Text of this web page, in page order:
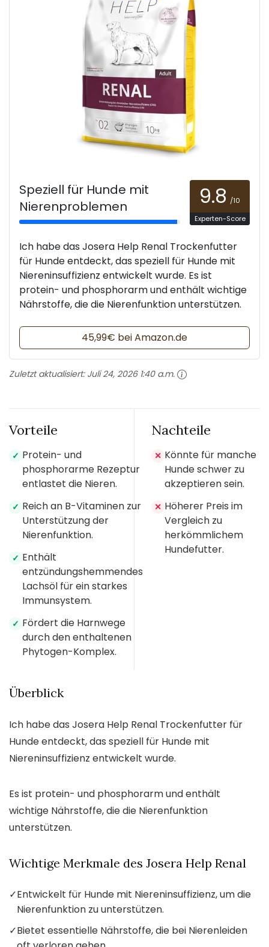
Speziell für Hunde mit
Nierenproblemen
9.8 /10
Experten-Score
Ich habe das Josera Help Renal Trockenfutter
für Hunde entdeckt, das speziell für Hunde mit
Niereninsuffizienz entwickelt wurde. Es ist
protein- und phosphorarm und enthält wichtige
Nährstoffe, die die Nierenfunktion unterstützen.
45,99€ bei Amazon.de
Zuletzt aktualisiert: Juli 24, 2026 1:40 a.m.
Vorteile
✓ Protein- und
phosphorarme Rezeptur
entlastet die Nieren.
✓ Reich an B-Vitaminen zur
Unterstützung der
Nierenfunktion.
✓ Enthält
entzündungshemmendes
Lachsöl für ein starkes
Immunsystem.
✓ Fördert die Harnwege
durch den enthaltenen
Phytogen-Komplex.
Nachteile
✕ Könnte für manche
Hunde schwer zu
akzeptieren sein.
✕ Höherer Preis im
Vergleich zu
herkömmlichem
Hundefutter.
Überblick
Ich habe das Josera Help Renal Trockenfutter für
Hunde entdeckt, das speziell für Hunde mit
Niereninsuffizienz entwickelt wurde.
Es ist protein- und phosphorarm und enthält
wichtige Nährstoffe, die die Nierenfunktion
unterstützen.
Wichtige Merkmale des Josera Help Renal
✓Entwickelt für Hunde mit Niereninsuffizienz, um die
Nierenfunktion zu unterstützen.
✓Bietet essentielle Nährstoffe, die bei Nierenleiden